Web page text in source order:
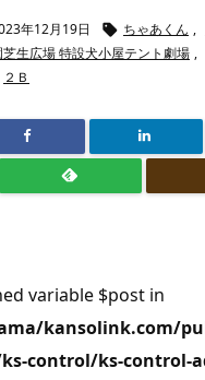
年12月19日  ちゃあくん ,
生広場 特設犬小屋テント劇場 ,
２Ｂ
variable $post in
kansolink.com/
control/ks-control-